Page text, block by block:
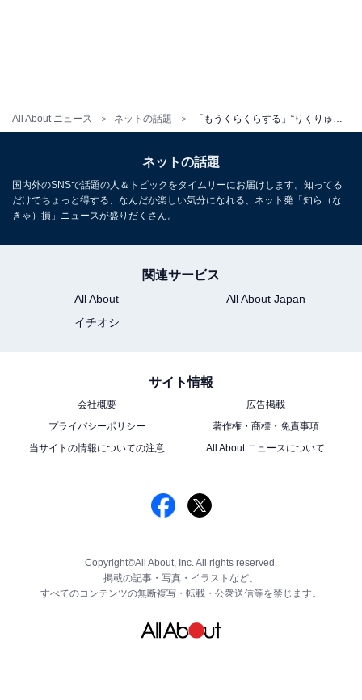
All About ニュース ネットの話題
ネットの話題
国内外のSNSで話題の人＆トピックをタイムリーにお届けします。知ってる
だけでちょっと得する、なんだか楽しい気分になれる、ネット発「知ら（な
きゃ）損」ニュースが盛りだくさん。
関連サービス
All About
All About Japan
イチオシ
サイト情報
会社概要
広告掲載
プライバシーポリシー
著作権・商標・免責事項
当サイトの情報についての注意
All About ニュースについて
Copyright©All About, Inc. All rights reserved.
掲載の記事・写真・イラストなど、
すべてのコンテンツの無断複写・転載・公衆送信等を禁じます。